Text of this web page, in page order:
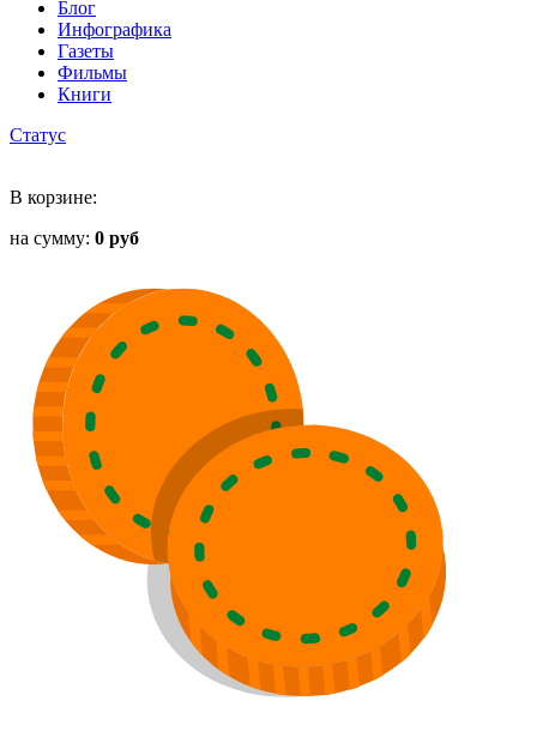
Блог
Инфографика
Газеты
Фильмы
Книги
Статус
В корзине:
на сумму: 0 руб